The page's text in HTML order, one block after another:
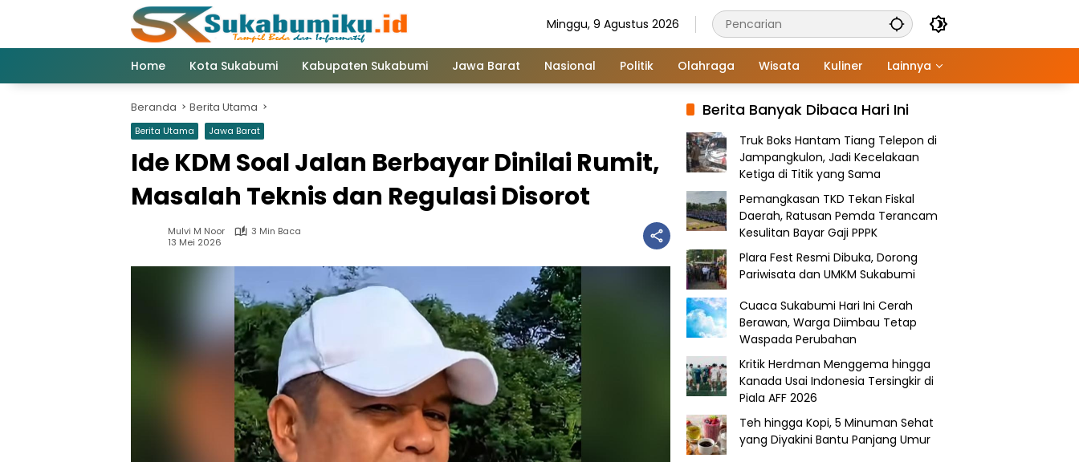
Minggu, 9 Agustus 2026
Home Kota Sukabumi Kabupaten Sukabumi Jawa Barat Nasional Politik Olahraga Wisata Kuliner Lainnya
Beranda Berita Utama
Berita Utama Jawa Barat
Ide KDM Soal Jalan Berbayar Dinilai Rumit,
Masalah Teknis dan Regulasi Disorot
Mulvi M Noor
3 Min Baca
13 Mei 2026
Berita Banyak Dibaca Hari Ini
Truk Boks Hantam Tiang Telepon di
Jampangkulon, Jadi Kecelakaan
Ketiga di Titik yang Sama
Pemangkasan TKD Tekan Fiskal
Daerah, Ratusan Pemda Terancam
Kesulitan Bayar Gaji PPPK
Plara Fest Resmi Dibuka, Dorong
Pariwisata dan UMKM Sukabumi
Cuaca Sukabumi Hari Ini Cerah
Berawan, Warga Diimbau Tetap
Waspada Perubahan
Kritik Herdman Menggema hingga
Kanada Usai Indonesia Tersingkir di
Piala AFF 2026
Teh hingga Kopi, 5 Minuman Sehat
yang Diyakini Bantu Panjang Umur